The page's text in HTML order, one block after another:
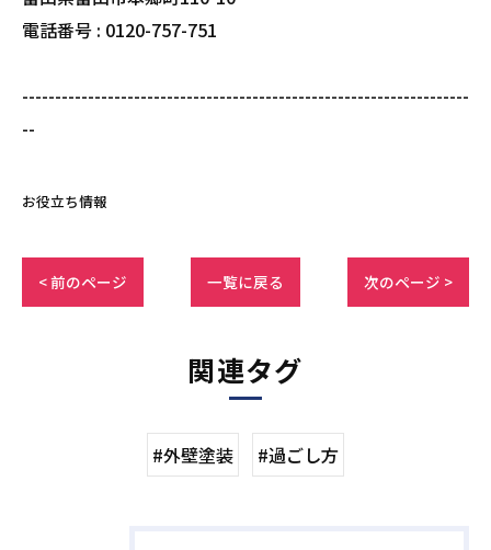
電話番号 : 0120-757-751
--------------------------------------------------------------------
--
お役立ち情報
< 前のページ 一覧に戻る 次のページ >
関連タグ
#外壁塗装 #過ごし方